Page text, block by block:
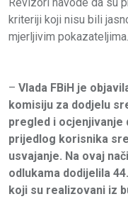
kriteriji koji nisu bili
mjerljivim pokazateljima.
– Vlada FBiH je
komisiju za dodjelu
pregled i ocjenjivanje
prijedlog korisnika
usvajanje. Na ovaj
odlukama dodijelila
koji su realizovani iz